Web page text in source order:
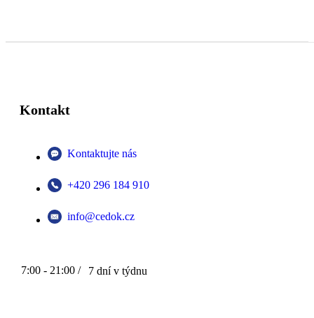
Kontakt
Kontaktujte nás
+420 296 184 910
info@cedok.cz
7:00 - 21:00 / 7 dní v týdnu